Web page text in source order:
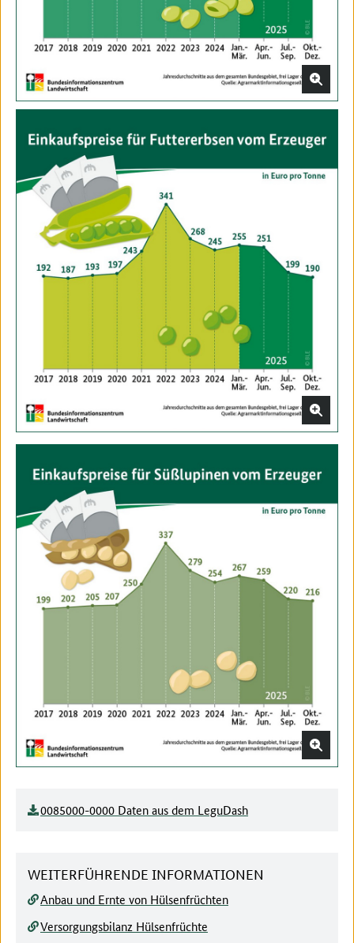
0085000-0000 Daten aus dem LeguDash
WEITERFÜHRENDE INFORMATIONEN
Anbau und Ernte von Hülsenfrüchten
Versorgungsbilanz Hülsenfrüchte